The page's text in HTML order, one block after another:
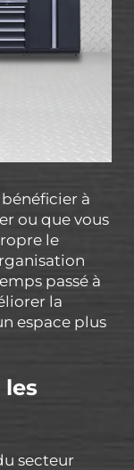
à
ou que vous
le
passé à
la
espace plus
secteur